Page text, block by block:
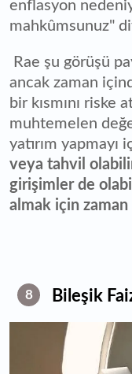
enflasyon
mahkûmsunuz"
Rae şu görüşü
ancak zaman
bir kısmını riske
muhtemelen
yatırım yapmayı
veya tahvil
girişimler de
almak için
8 Bileşik